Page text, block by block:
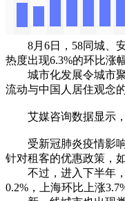
8月6日，58同城、安
热度出现6.3%的环比涨
城市化发展令城市聚
流动与中国人居住观念
艾媒咨询数据显示，
受新冠肺炎疫情影响
针对租客的优惠政策，
不过，进入下半年，
0.2%，上海环比上涨